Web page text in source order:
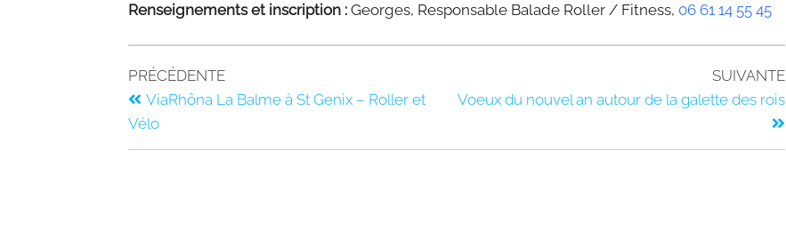
Renseignements et inscription :Georges, Responsable Balade Roller / Fitness, 06 61 14 55 45
PRÉCÉDENTE
ViaRhôna La Balme à St Genix – Roller et
Vélo
SUIVANTE
Voeux du nouvel an autour de la galette des rois